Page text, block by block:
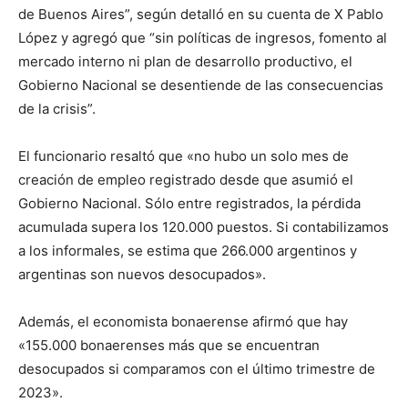
de Buenos Aires”, según detalló en su cuenta de X Pablo
López y agregó que “sin políticas de ingresos, fomento al
mercado interno ni plan de desarrollo productivo, el
Gobierno Nacional se desentiende de las consecuencias
de la crisis”.
El funcionario resaltó que «no hubo un solo mes de
creación de empleo registrado desde que asumió el
Gobierno Nacional. Sólo entre registrados, la pérdida
acumulada supera los 120.000 puestos. Si contabilizamos
a los informales, se estima que 266.000 argentinos y
argentinas son nuevos desocupados».
Además, el economista bonaerense afirmó que hay
«155.000 bonaerenses más que se encuentran
desocupados si comparamos con el último trimestre de
2023».